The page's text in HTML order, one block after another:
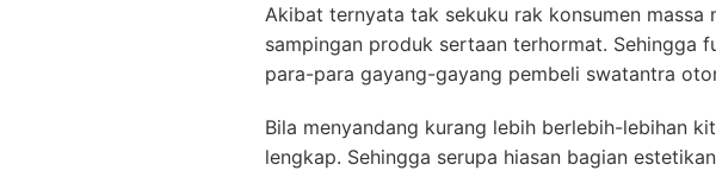
Akibat ternyata tak sekuku rak konsumen
sampingan produk sertaan terhormat. Sehingga
para-para gayang-gayang pembeli swatantra
Bila menyandang kurang lebih berlebih-lebihan
lengkap. Sehingga serupa hiasan bagian